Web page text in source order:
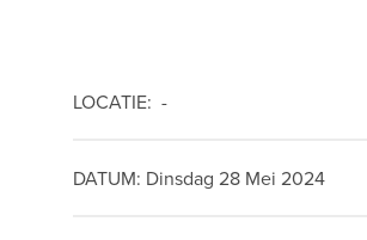
LOCATIE: -
DATUM: Dinsdag 28 Mei 2024